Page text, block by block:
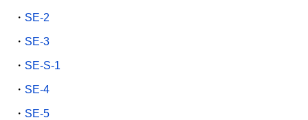
・ SE-2
・ SE-3
・ SE-S-1
・ SE-4
・ SE-5